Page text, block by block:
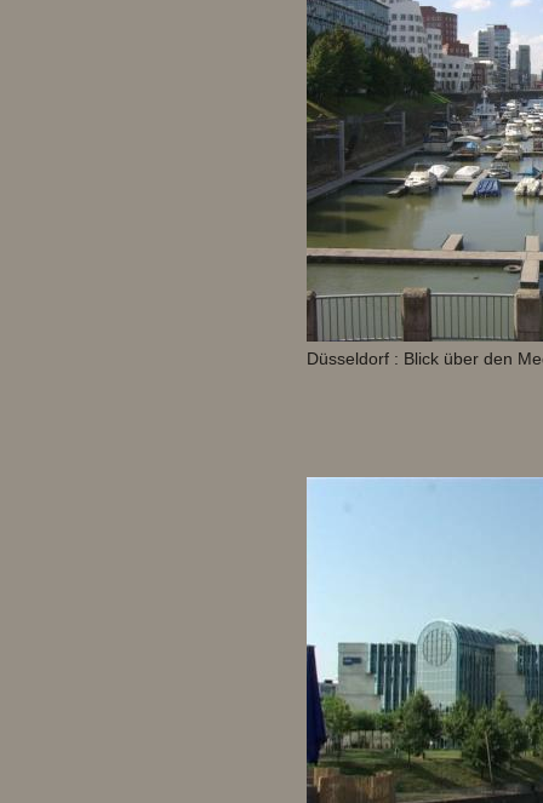
Düsseldorf : Blick über den